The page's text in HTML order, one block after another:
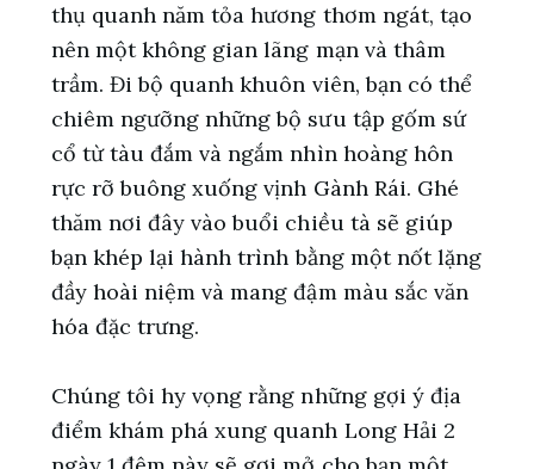
thụ quanh năm tỏa hương thơm ngát, tạo
nên một không gian lãng mạn và thâm
trầm. Đi bộ quanh khuôn viên, bạn có thể
chiêm ngưỡng những bộ sưu tập gốm sứ
cổ từ tàu đắm và ngắm nhìn hoàng hôn
rực rỡ buông xuống vịnh Gành Rái. Ghé
thăm nơi đây vào buổi chiều tà sẽ giúp
bạn khép lại hành trình bằng một nốt lặng
đầy hoài niệm và mang đậm màu sắc văn
hóa đặc trưng.
Chúng tôi hy vọng rằng những gợi ý địa
điểm khám phá xung quanh Long Hải 2